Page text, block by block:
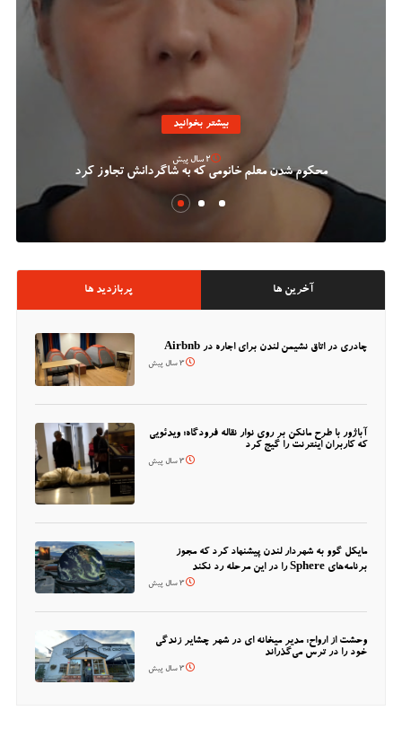
بیشتر بخوانید
محکوم شدن معلم خانومی که به شاگردانش تجاوز کرد
2 سال پیش
پربازدید ها آخرین ها
چادری در اتاق نشیمن لندن برای اجاره در Airbnb
3 سال پیش
آباژور با طرح مانکن بر روی نوار نقاله فرودگاه؛ ویدئویی
که کاربران اینترنت را گیج کرد
3 سال پیش
مایکل گوو به شهردار لندن پیشنهاد کرد که مجوز
برنامه‌های Sphere را در این مرحله رد نکند
3 سال پیش
وحشت از ارواح: مدیر میخانه ای در شهر چشایر زندگی
خود را در ترس می‌گذراند
3 سال پیش